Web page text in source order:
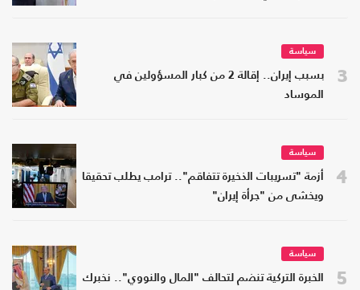
3
سياسة
بسبب إيران.. إقالة 2 من كبار المسؤولين في
الموساد
4
سياسة
أزمة "تسريبات الذخيرة تتفاقم".. ترامب يطلب تحقيقا
ويخشى من "جرأة إيران"
5
سياسة
الخبرة التركية تنضم لتحالف "المال والنووي".. نخبرك